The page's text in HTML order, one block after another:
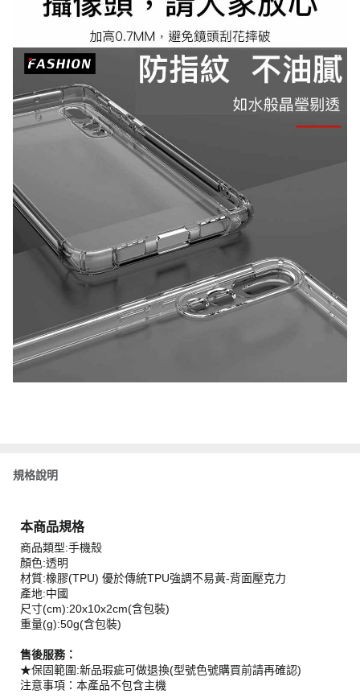
規格說明
本商品規格
商品類型:手機殼
顏色:透明
材質:橡膠(TPU) 優於傳統TPU強調不易黃-背面壓克力
產地:中國
尺寸(cm):20x10x2cm(含包裝)
重量(g):50g(含包裝)
售後服務：
★保固範圍:新品瑕疵可做退換(型號色號購買前請再確認)
注意事項：本產品不包含主機